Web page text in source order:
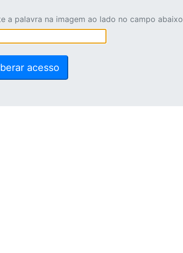
a palavra na imagem ao lado no campo abaixo